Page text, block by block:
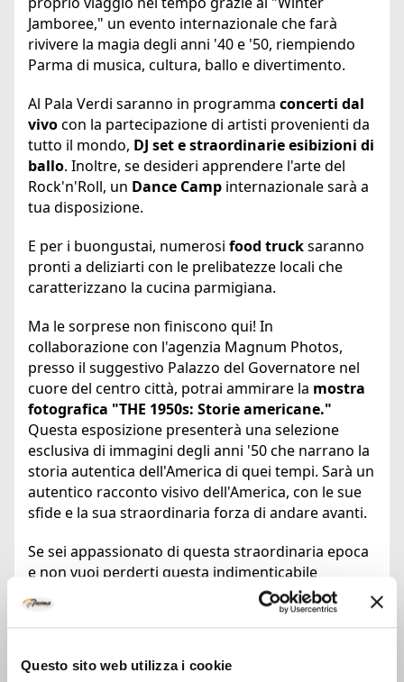
Questo sito web utilizza i cookie
Jamboree," un evento internazionale che farà
rivivere la magia degli anni '40 e '50, riempiendo
Parma di musica, cultura, ballo e divertimento.
Al Pala Verdi saranno in programma concerti dal
vivocon la partecipazione di artisti provenienti da
tutto il mondo, DJ set e straordinarie esibizioni di
ballo. Inoltre, se desideri apprendere l'arte del
Rock'n'Roll, un Dance Camp internazionale sarà a
tua disposizione.
E per i buongustai, numerosi food trucksaranno
pronti a deliziarti con le prelibatezze locali che
caratterizzano la cucina parmigiana.
Ma le sorprese non finiscono qui! In
collaborazione con l'agenzia Magnum Photos,
presso il suggestivo Palazzo del Governatore nel
cuore del centro città, potrai ammirare la mostra
fotografica "THE 1950s: Storie americane."
Questa esposizione presenterà una selezione
esclusiva di immagini degli anni '50 che narrano la
storia autentica dell'America di quei tempi. Sarà un
autentico racconto visivo dell'America, con le sue
sfide e la sua straordinaria forza di andare avanti.
Se sei appassionato di questa straordinaria epoca
e non vuoi perderti questa indimenticabile
Pacchetto di 2 notti "Winter Jamboree: Vivi un